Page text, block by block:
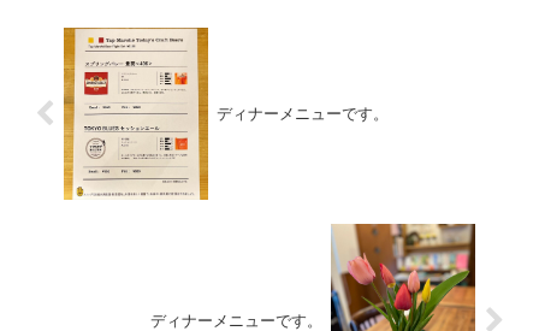
ディナーメニューです。
ディナーメニューです。